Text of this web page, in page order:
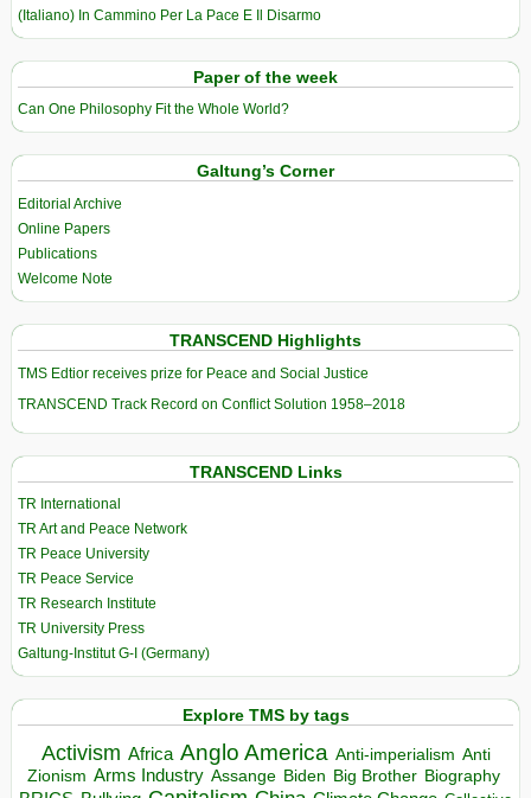
(Italiano) In Cammino Per La Pace E Il Disarmo
Paper of the week
Can One Philosophy Fit the Whole World?
Galtung’s Corner
Editorial Archive
Online Papers
Publications
Welcome Note
TRANSCEND Highlights
TMS Edtior receives prize for Peace and Social Justice
TRANSCEND Track Record on Conflict Solution 1958–2018
TRANSCEND Links
TR International
TR Art and Peace Network
TR Peace University
TR Peace Service
TR Research Institute
TR University Press
Galtung-Institut G-I (Germany)
Explore TMS by tags
Activism Africa Anglo America Anti-imperialism Anti
Zionism Arms Industry Assange Biden Big Brother Biography